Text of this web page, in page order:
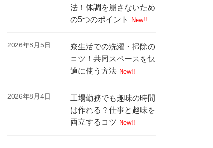
法！体調を崩さないため
の5つのポイント
New!!
2026年8月5日
寮生活での洗濯・掃除の
コツ！共同スペースを快
適に使う方法 New!!
2026年8月4日
工場勤務でも趣味の時間
は作れる？仕事と趣味を
両立するコツ New!!